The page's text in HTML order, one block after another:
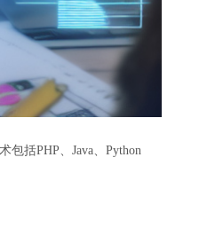
括PHP、Java、Python